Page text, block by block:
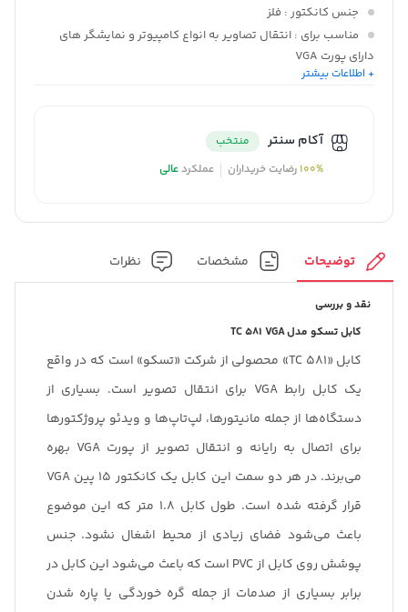
جنس کانکتور : فلز
مناسب برای : انتقال تصاویر به انواع کامپیوتر و نمایشگر های
دارای پورت VGA
نوع سوکت: VGA+ اطلاعات بیشتر
آکام سنتر
منتخب
100%رضایت خریداران عملکردعالی
توضیحات مشخصات نظرات
نقد و بررسی
کابل تسکو مدلTC 581 VGA
کابل «TC 581» محصولی از شرکت «تسکو» است که در واقع
یک کابل رابط VGA برای انتقال تصویر است. بسیاری از
دستگاه‌ها از جمله مانیتورها، لپ‌تاپ‌ها و ویدئو پروژکتورها
برای اتصال به رایانه و انتقال تصویر از پورت VGA بهره
می‌‌برند. در هر دو سمت این کابل یک کانکتور 15 پین VGA
قرار گرفته شده است. طول کابل 1.8 متر که این موضوع
باعث می‌شود فضای زیادی از محیط اشغال نشود. جنس
پوشش روی کابل از PVC است که باعث می‌شود این کابل در
برابر بسیاری از صدمات از جمله گره خوردگی یا پاره شدن